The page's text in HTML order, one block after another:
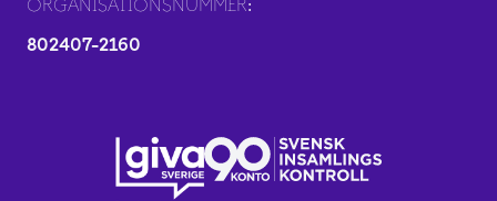
ORGANISATIONSNUMMER:
802407-2160